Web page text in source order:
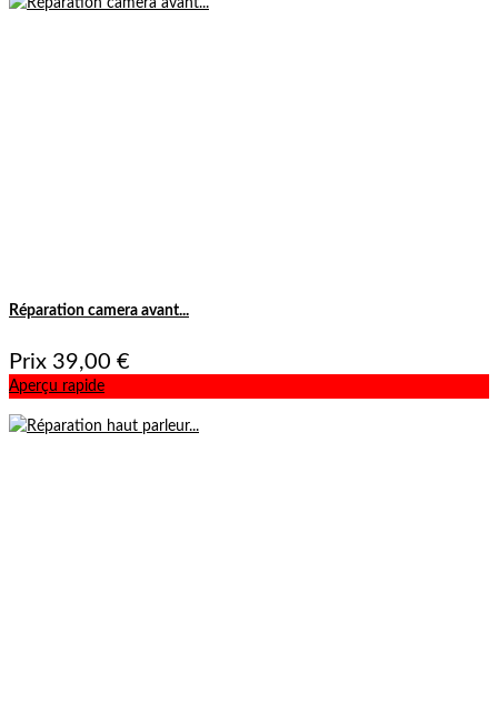
Réparation camera avant...
Prix 39,00 €
Aperçu rapide